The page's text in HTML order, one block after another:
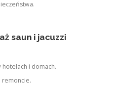
saun i jacuzzi
hotelach i domach.
remoncie.